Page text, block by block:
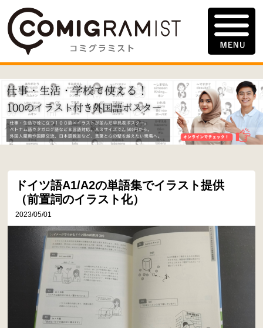
ドイツ語A1/A2の単語集でイラスト提供
（前置詞のイラスト化）
2023/05/01